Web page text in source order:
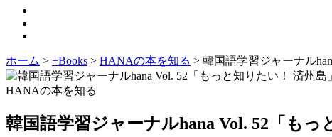
ホーム > +Books > HANAの本を知る > 韓国語学習ジャーナル
HANAの本を知る
韓国語学習ジャーナルhana Vol. 52「もっ